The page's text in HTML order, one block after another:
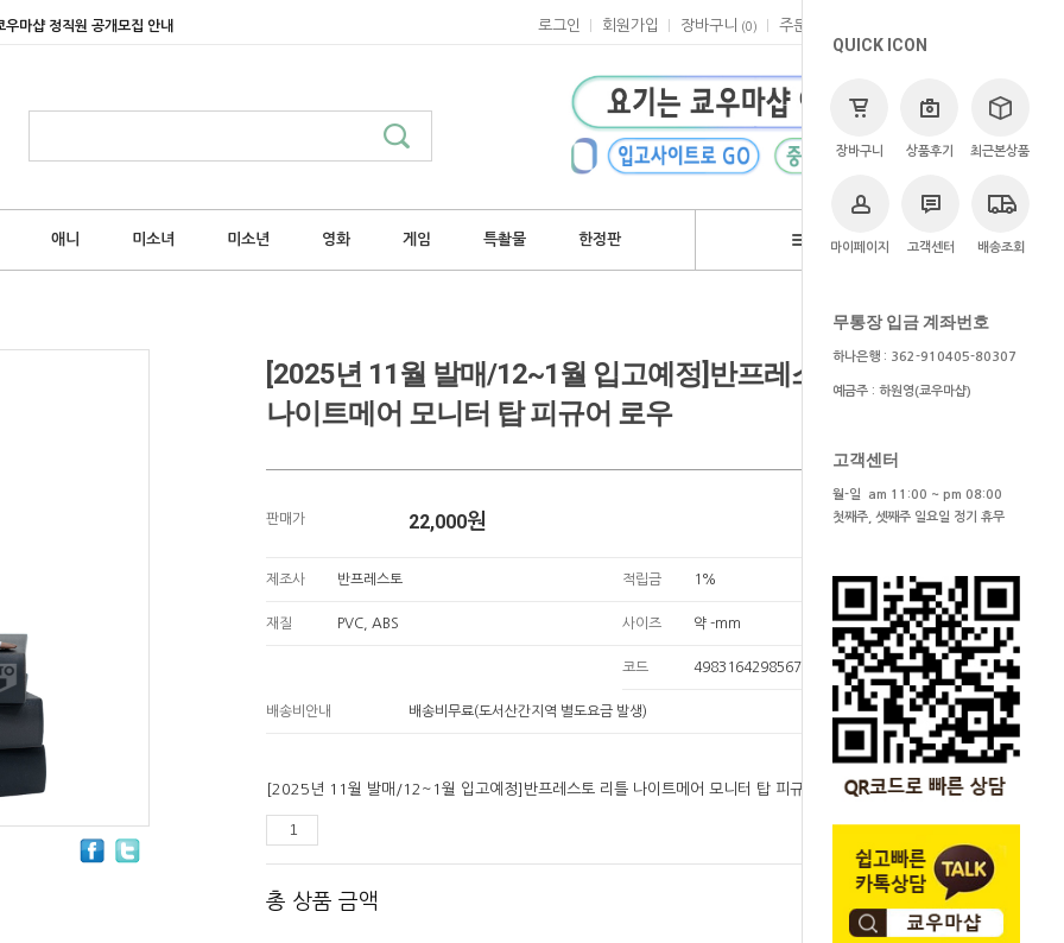
우마샵 정직원 공개모집 안내 로그인 회원가입 장바구니 (0 ) 주문
애니 미소녀 미소년 영화 게임 특촬물 한정판 브랜드
QUICK ICON
장바구니 상품후기 최근본상품
마이페이지 고객센터 배송조회
무통장 입금 계좌번호
하나은행 : 362-910405-80307
예금주 : 하원영(쿄우마샵)
고객센터
월-일 am 11:00 ~ pm 08:00
첫째주, 셋째주 일요일 정기 휴무
> 쿄우마 > 예약상품
[2025년 11월 발매/12~1월 입고예정]반프레스토 리틀
나이트메어 모니터 탑 피규어 로우
판매가 22,000원
제조사 반프레스토 적립금 1%
재질 PVC, ABS 사이즈 약 -mm
코드 4983164298567
배송비안내 배송비무료(도서산간지역 별도요금 발생)
[2025년 11월 발매/12~1월 입고예정]반프레스토 리틀 나이트메어 모니터 탑 피규어 로우
22,000원
총 상품 금액 22,000원